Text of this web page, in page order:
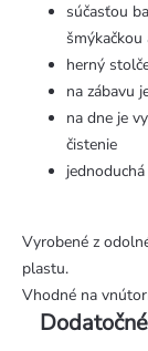
súčasťou
herný
na zábavu
na dne je
čistenie
Vyrobené z
plastu.
Vhodné na